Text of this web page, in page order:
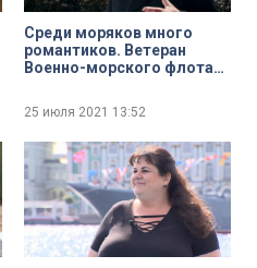
Среди моряков много
романтиков. Ветеран
Военно-морского флота
любимых морских местах
25 июля 2021 13:52